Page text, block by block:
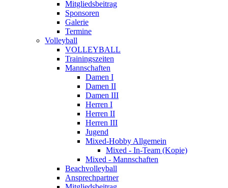
Mitgliedsbeitrag
Sponsoren
Galerie
Termine
Volleyball
VOLLEYBALL
Trainingszeiten
Mannschaften
Damen I
Damen II
Damen III
Herren I
Herren II
Herren III
Jugend
Mixed-Hobby Allgemein
Mixed - In-Team (Kopie)
Mixed - Mannschaften
Beachvolleyball
Ansprechpartner